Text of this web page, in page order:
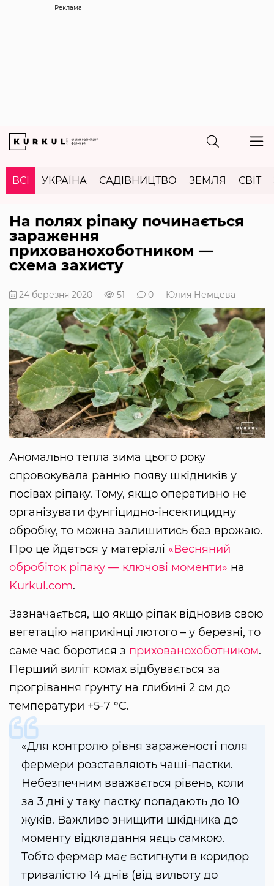
Реклама
ВСІ УКРАЇНА САДІВНИЦТВО ЗЕМЛЯ СВІТ
На полях ріпаку починається
зараження
прихованохоботником —
схема захисту
24 березня 2020 51 0 Юлия Немцева
Аномально тепла зима цього року
спровокувала ранню появу шкідників у
посівах ріпаку. Тому, якщо оперативно не
організувати фунгіцидно-інсектицидну
обробку, то можна залишитись без врожаю.
Про це йдеться у матеріалі «Весняний
обробіток ріпаку — ключові моменти» на
Kurkul.com.
Зазначається, що якщо ріпак відновив свою
вегетацію наприкінці лютого – у березні, то
саме час боротися з прихованохоботником.
Перший виліт комах відбувається за
прогрівання ґрунту на глибині 2 см до
температури +5-7 °C.
«Для контролю рівня зараженості поля
фермери розставляють чаші-пастки.
Небезпечним вважається рівень, коли
за 3 дні у таку пастку попадають до 10
жуків. Важливо знищити шкідника до
моменту відкладання яєць самкою.
Тобто фермер має встигнути в коридор
тривалістю 14 днів (від вильоту до